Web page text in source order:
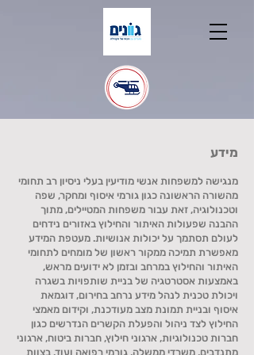
מידע
מנגישה למשפחות אנשי מודיעין בעלי ניסיון רב תחומי
מהשורה הראשונה כגון גורמי איסוף ומחקר, שפה
וטכנולוגיה, זאת עבור משפחות המטיילים, מתוך
ההבנה שפעולות האיתור והחילוץ באזורים נידחים
לעולם תסתמך על יכולות אנושיות. מעטפת המידע
מאפשרת תמיכה ממקור ראשון של מומחים לתחומי
האיתור והחילוץ במרחב ובזמן לא ידועים מראש,
באמצעות אסטרטגיה של בניית שותפויות בשגרה
ויכולת טכנית לנהל מידע נרחב בחירום, דוגמאת
איסוף ובניית תמונת מצב מעודכנת, וקידום מאמצי
החילוץ לצד ניהול והפעלת הקשרים הנדרשים כגון
חברות טכנולוגיות, ארגוני חילוץ, חברות ביטוח, ארגוני
מתנדבים, משרדי ממשלה, גורמי רפואה ועוד. בצוות